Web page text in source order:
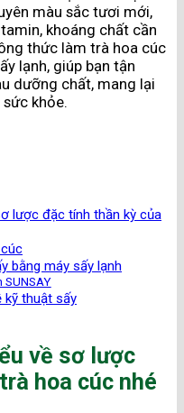
màu sắc tươi mới,
khoáng chất cần
thức làm trà hoa cúc
lạnh, giúp bạn tận
dưỡng chất, mang lại
khỏe.
lược đặc tính thần kỳ của
bằng máy sấy lạnh
SUNSAY
kỹ thuật sấy
về sơ lược
hoa cúc nhé